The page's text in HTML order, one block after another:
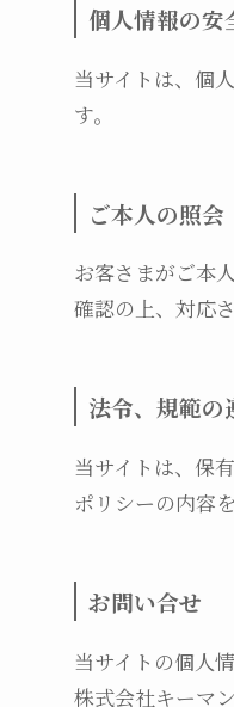
個人情報の安
当サイトは、個
す。
ご本人の照会
お客さまがご本
確認の上、対応
法令、規範の
当サイトは、保
ポリシーの内容
お問い合せ
当サイトの個人
株式会社キーマ